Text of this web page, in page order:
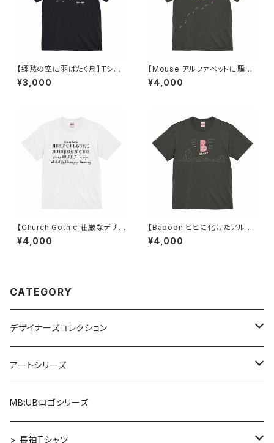
【郷愁の空に羽ばたく鳥】Tシャ
ツ ブラック ユニセックス
¥3,000
【Mouse アルファベットに騙さ
れたネズミ】Tシャツ ヘイジーブ
ラック ユニセックス
¥4,000
【Church Gothic 荘厳なデザイ
ンのフォント】Tシャツ ホワイト
ユニセックス
¥4,000
【Baboon ヒヒに化けたアルフ
ァベット】 Tシャツ ヘイジーブラ
ック ユニセックス
¥4,000
CATEGORY
デザイナーズコレクション
アルファベット×ヒヒ
アルファベット×マウス
アルファベット×フクロウ
アートシリーズ
Re:Mix
ゴッホ
MB:UBロゴシリーズ
> 長袖Tシャツ